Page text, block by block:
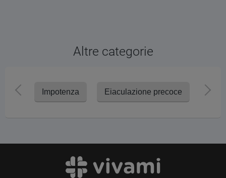
Altre categorie
Impotenza Eiaculazione precoce